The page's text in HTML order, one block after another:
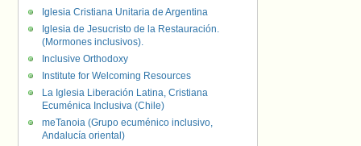
Iglesia Cristiana Unitaria de Argentina
Iglesia de Jesucristo de la Restauración.
(Mormones inclusivos).
Inclusive Orthodoxy
Institute for Welcoming Resources
La Iglesia Liberación Latina, Cristiana
Ecuménica Inclusiva (Chile)
meTanoia (Grupo ecuménico inclusivo,
Andalucía oriental)